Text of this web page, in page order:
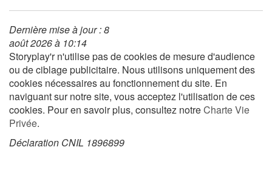
Rencontres et témoignages
Contes d'ici et d'ailleurs
Autour de la lecture
Apprendre à lire
Livre audio
Dernière mise à jour : 8
août 2026 à 10:14
Storyplay'r n'utilise pas de cookies de mesure d'audience
ou de ciblage publicitaire. Nous utilisons uniquement des
cookies nécessaires au fonctionnement du site. En
naviguant sur notre site, vous acceptez l'utilisation de ces
cookies. Pour en savoir plus, consultez notreCharte Vie
Privée.
Déclaration CNIL 1896899